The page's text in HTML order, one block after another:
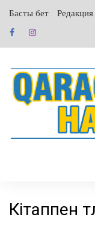
содержанию
Басты бет
Кітаппен